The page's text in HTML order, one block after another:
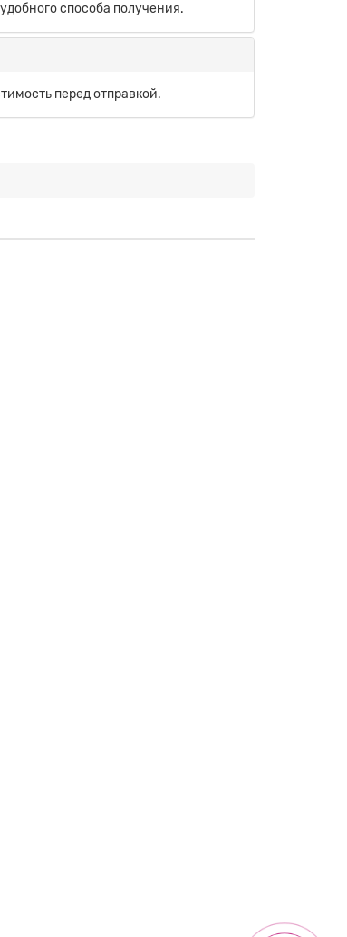
способа получения.
перед отправкой.